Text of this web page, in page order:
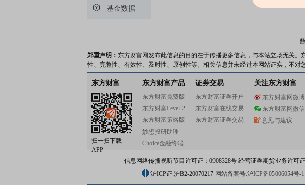
基金数据
郑重声明： 东方财富网发布此信息的目的在于传播更多信息，与本站立场无关
性、完整性、有效性、及时性、原创性等。相关信息并未经过本网站证实，不对
东方财富
扫一扫下载
APP
东方财富产品
东方财富免费版
东方财富Level-2
东方财富策略版
妙想投研助理
Choice金融终端
证券交易
东方财富证券开户
东方财富在线交易
东方财富证券交易
关注东方财富
东方财富网微博
东方财富网微信
意见与建议
信息网络传播视听节目许可证：0908328号 经营证券期货业务许可
沪ICP证:沪B2-20070217 网站备案号:沪ICP备05006054号-